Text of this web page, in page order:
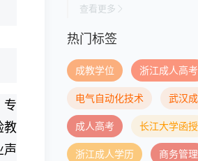
专
教
声
查看更多
热门标签
成教学位 浙江成人高考
电气自动化技术 武汉
成人高考 长江大学函授
浙江成人学历 商务管理